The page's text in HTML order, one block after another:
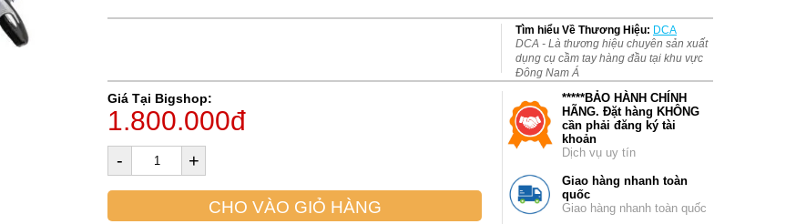
Tìm hiểu Về Thương Hiệu: DCA
DCA - Là thương hiệu chuyên sản xuất
dụng cụ cầm tay hàng đầu tại khu vực
Đông Nam Á
Giá Tại Bigshop:
1.800.000đ
- +
CHO VÀO GIỎ HÀNG
*****BẢO HÀNH CHÍNH
HÃNG. Đặt hàng KHÔNG
cần phải đăng ký tài
khoản
Dịch vụ uy tín
Giao hàng nhanh toàn
quốc
Giao hàng nhanh toàn quốc